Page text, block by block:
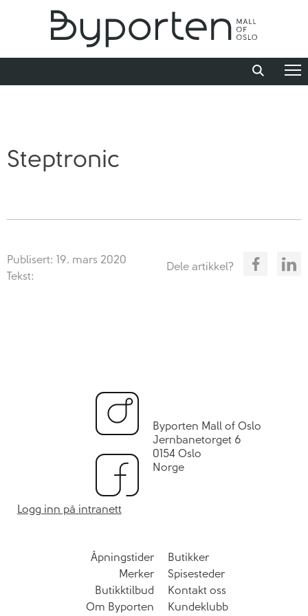
Steptronic
Publisert: 19. mars 2020
Tekst:
Dele artikkel?
Byporten Mall of Oslo
Jernbanetorget 6
0154 Oslo
Norge
Logg inn på intranett
Åpningstider
Butikker
Merker
Spisesteder
Butikktilbud
Kontakt oss
Om Byporten
Kundeklubb